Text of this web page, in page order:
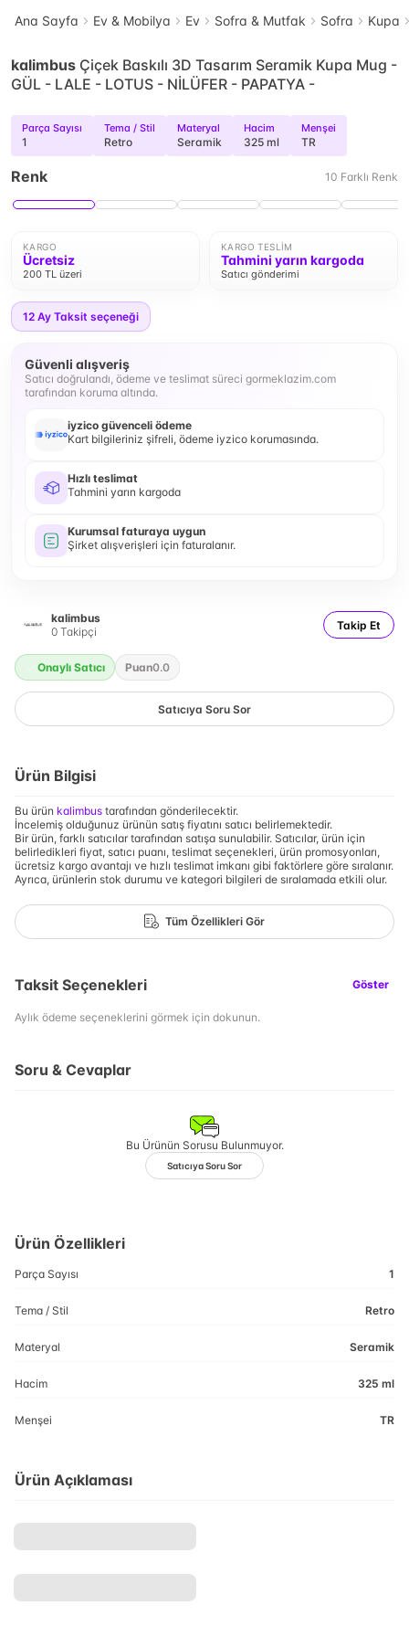
Ana Sayfa Ev & Mobilya Ev Sofra & Mutfak Sofra Kupa
kalimbus Çiçek Baskılı 3D Tasarım Seramik Kupa Mug -
GÜL - LALE - LOTUS - NİLÜFER - PAPATYA -
Parça Sayısı
1
Tema / Stil
Retro
Materyal
Seramik
Hacim
325 ml
Menşei
TR
Renk 10 Farklı Renk
KARGO
Ücretsiz
200 TL üzeri
KARGO TESLIM
Tahmini yarın kargoda
Satıcı gönderimi
12 Ay Taksit seçeneği
Güvenli alışveriş
Satıcı doğrulandı, ödeme ve teslimat süreci gormeklazim.com
tarafından koruma altında.
iyzico güvenceli ödeme
Kart bilgileriniz şifreli, ödeme iyzico korumasında.
Hızlı teslimat
Tahmini yarın kargoda
Kurumsal faturaya uygun
Şirket alışverişleri için faturalanır.
kalimbus
0 Takipçi Takip Et
Onaylı Satıcı Puan0.0
Satıcıya Soru Sor
Ürün Bilgisi
Bu ürün kalimbus tarafından gönderilecektir.
İncelemiş olduğunuz ürünün satış fiyatını satıcı belirlemektedir.
Bir ürün, farklı satıcılar tarafından satışa sunulabilir. Satıcılar, ürün için
belirledikleri fiyat, satıcı puanı, teslimat seçenekleri, ürün promosyonları,
ücretsiz kargo avantajı ve hızlı teslimat imkanı gibi faktörlere göre sıralanır.
Ayrıca, ürünlerin stok durumu ve kategori bilgileri de sıralamada etkili olur.
Tüm Özellikleri Gör
Taksit Seçenekleri Göster
Aylık ödeme seçeneklerini görmek için dokunun.
Soru & Cevaplar
Bu Ürünün Sorusu Bulunmuyor.
Satıcıya Soru Sor
Ürün Özellikleri
Parça Sayısı 1
Tema / Stil Retro
Materyal Seramik
Hacim 325 ml
Menşei TR
Ürün Açıklaması